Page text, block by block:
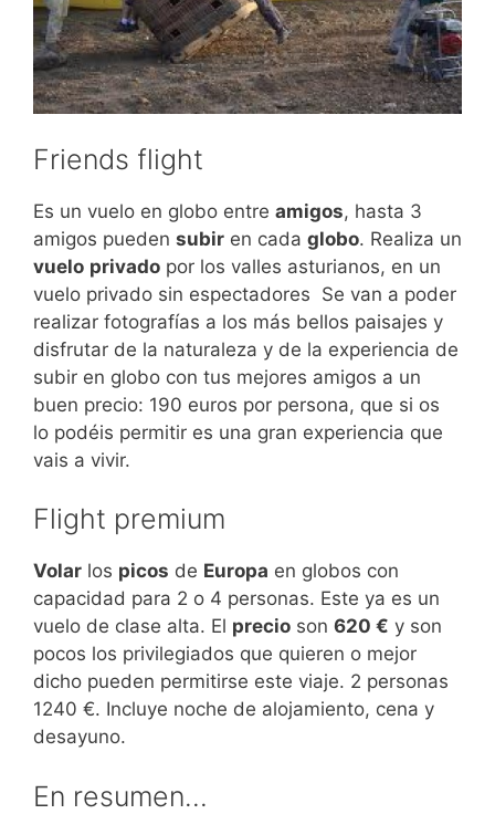
Friends flight
Es un vuelo en globo entre amigos, hasta 3
amigos pueden subir en cada globo. Realiza un
vuelo privado por los valles asturianos, en un
vuelo privado sin espectadores Se van a poder
realizar fotografías a los más bellos paisajes y
disfrutar de la naturaleza y de la experiencia de
subir en globo con tus mejores amigos a un
buen precio: 190 euros por persona, que si os
lo podéis permitir es una gran experiencia que
vais a vivir.
Flight premium
Volar los picos de Europa en globos con
capacidad para 2 o 4 personas. Este ya es un
vuelo de clase alta. El precio son 620 € y son
pocos los privilegiados que quieren o mejor
dicho pueden permitirse este viaje. 2 personas
1240 €. Incluye noche de alojamiento, cena y
desayuno.
En resumen…